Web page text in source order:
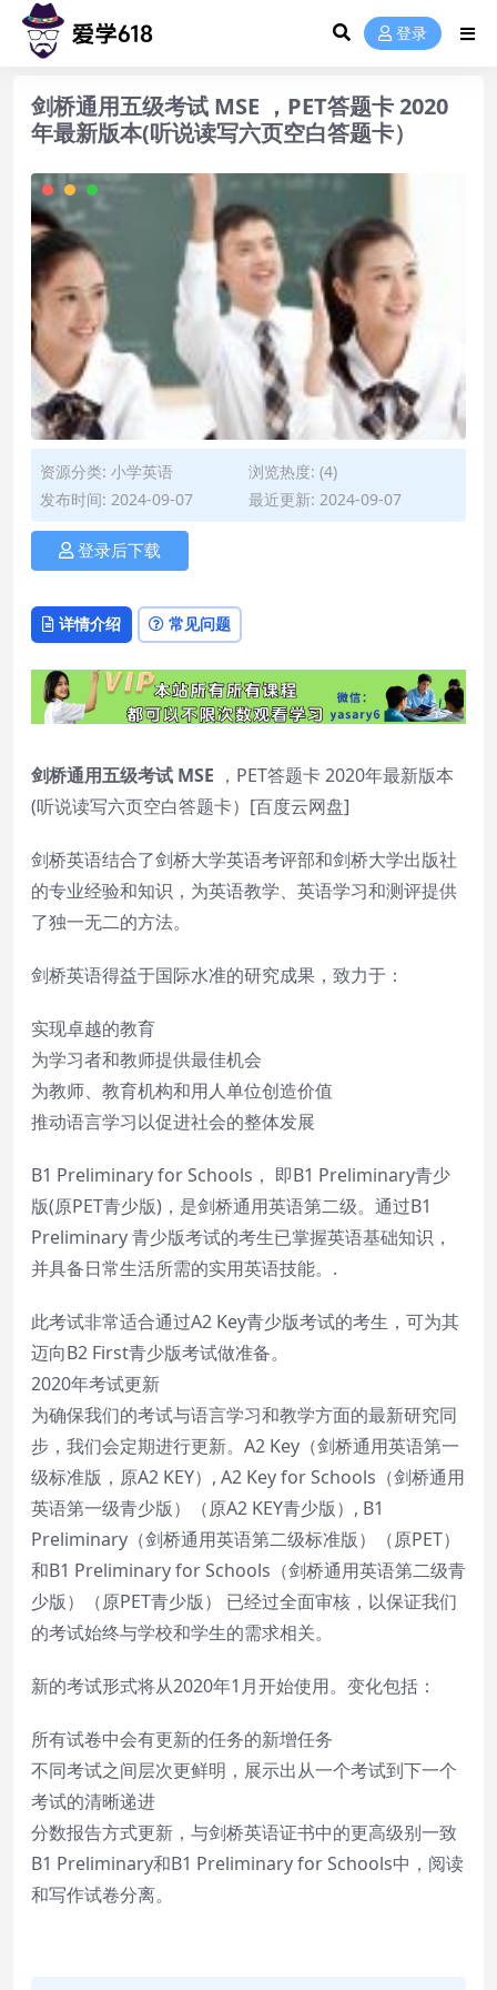
登录
剑桥通用五级考试 MSE ，PET答题卡 2020
年最新版本(听说读写六页空白答题卡）
资源分类: 小学英语
浏览热度: (4)
发布时间: 2024-09-07
最近更新: 2024-09-07
登录后下载
详情介绍 常见问题
剑桥通用五级考试 MSE ，PET答题卡 2020年最新版本
(听说读写六页空白答题卡）[百度云网盘]
剑桥英语结合了剑桥大学英语考评部和剑桥大学出版社
的专业经验和知识，为英语教学、英语学习和测评提供
了独一无二的方法。
剑桥英语得益于国际水准的研究成果，致力于：
实现卓越的教育
为学习者和教师提供最佳机会
为教师、教育机构和用人单位创造价值
推动语言学习以促进社会的整体发展
B1 Preliminary for Schools， 即B1 Preliminary青少
版(原PET青少版)，是剑桥通用英语第二级。通过B1
Preliminary 青少版考试的考生已掌握英语基础知识，
并具备日常生活所需的实用英语技能。.
此考试非常适合通过A2 Key青少版考试的考生，可为其
迈向B2 First青少版考试做准备。
2020年考试更新
为确保我们的考试与语言学习和教学方面的最新研究同
步，我们会定期进行更新。A2 Key（剑桥通用英语第一
级标准版，原A2 KEY）, A2 Key for Schools（剑桥通用
英语第一级青少版）（原A2 KEY青少版）, B1
Preliminary（剑桥通用英语第二级标准版）（原PET）
和B1 Preliminary for Schools（剑桥通用英语第二级青
少版）（原PET青少版） 已经过全面审核，以保证我们
的考试始终与学校和学生的需求相关。
新的考试形式将从2020年1月开始使用。变化包括：
所有试卷中会有更新的任务的新增任务
不同考试之间层次更鲜明，展示出从一个考试到下一个
考试的清晰递进
分数报告方式更新，与剑桥英语证书中的更高级别一致
B1 Preliminary和B1 Preliminary for Schools中，阅读
和写作试卷分离。